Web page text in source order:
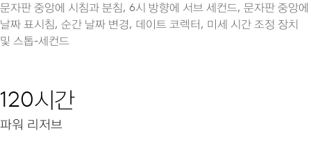
문자판 중앙에 시침과 분침, 6시 방향에 서브 세컨드, 문자판 중앙에
날짜 표시침, 순간 날짜 변경, 데이트 코렉터, 미세 시간 조정 장치
및 스톱-세컨드
120시간
파워 리저브